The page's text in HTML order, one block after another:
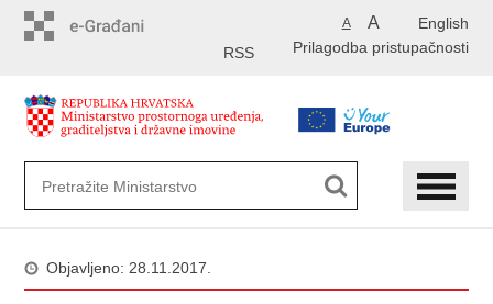
English
A A
Prilagodba pristupačnosti
RSS
Objavljeno: 28.11.2017.